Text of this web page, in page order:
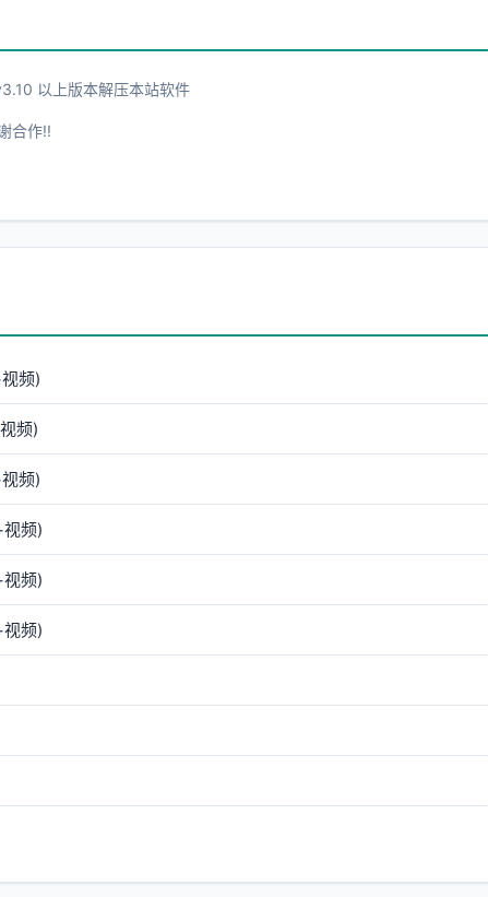
以上版本解压本站软件
合作!!
频)
频)
频)
频)
频)
频)